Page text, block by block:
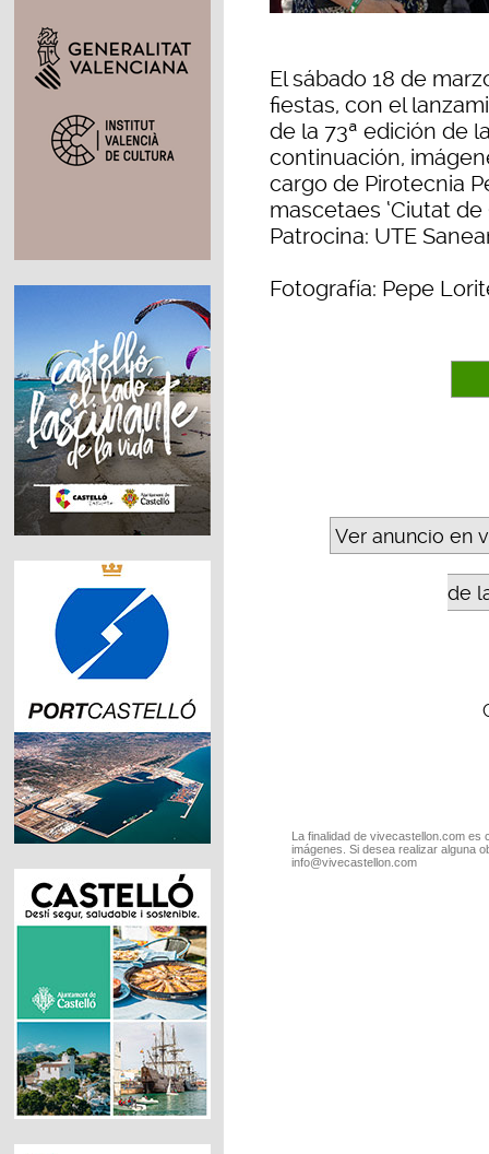
El sábado 18 de
fiestas, con el
de la 73ª edición de
continuación,
cargo de Pirotecnia
mascetaes ‘Ciutat
Patrocina: UTE
Fotografía: Pepe
Ver anuncio en
de
La finalidad de vivecastellon.com
imágenes. Si desea realizar alguna
info@vivecastellon.com